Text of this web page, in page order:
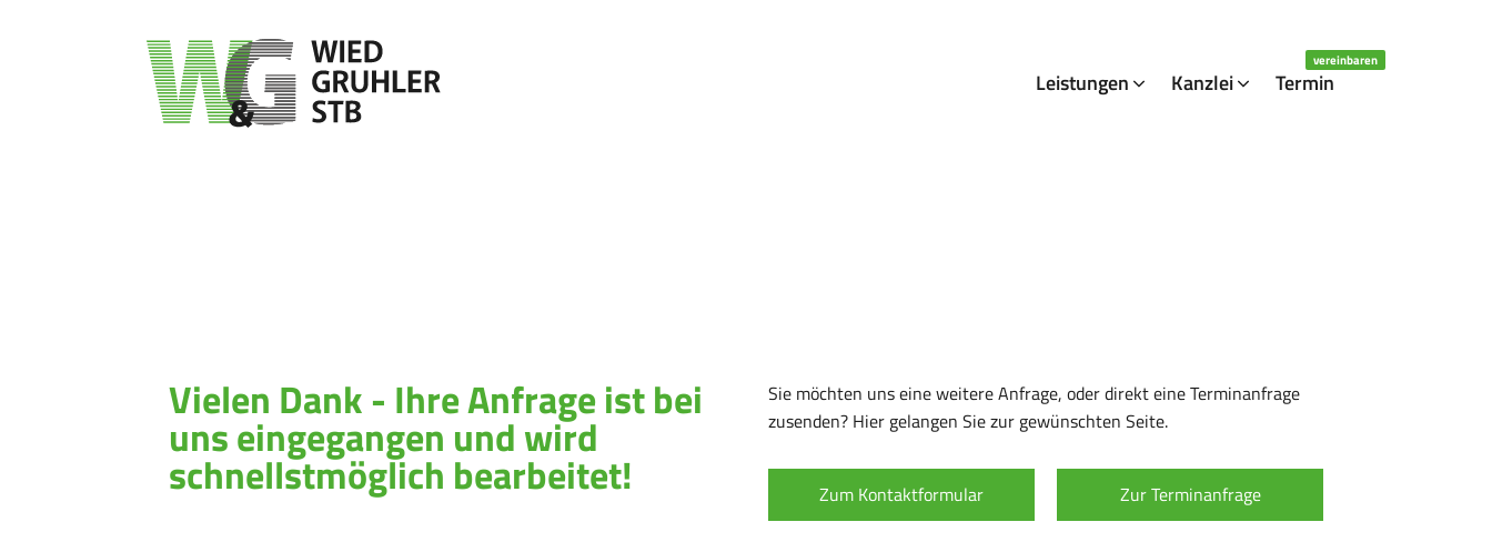
Leistungen
Steuererklärungen
Jahresabschlüsse
Finanzbuchhaltung
Wirtschaftsberatung
Kanzlei
Merkblätter
Downloads
Team
Stellenangebote
Termin
vereinbaren
Vielen Dank - Ihre Anfrage ist bei
uns eingegangen und wird
schnellstmöglich bearbeitet!
Sie möchten uns eine weitere Anfrage, oder direkt eine Terminanfrage
zusenden? Hier gelangen Sie zur gewünschten Seite.
Zum Kontaktformular Zur Terminanfrage